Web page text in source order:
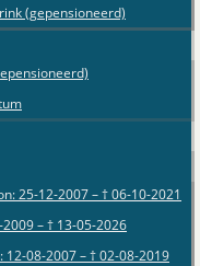
(gepensioneerd)
25-12-2007 – † 06-10-2021
2009 – † 13-05-2026
12-08-2007 – † 02-08-2019